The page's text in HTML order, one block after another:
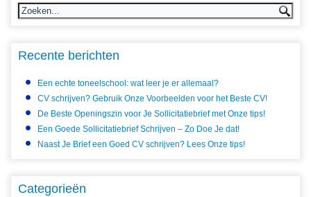
Recente berichten
Een echte toneelschool: wat leer je er allemaal?
CV schrijven? Gebruik Onze Voorbeelden voor het Beste CV!
De Beste Openingszin voor Je Sollicitatiebrief met Onze tips!
Een Goede Sollicitatiebrief Schrijven – Zo Doe Je dat!
Naast Je Brief een Goed CV schrijven? Lees Onze tips!
Categorieën